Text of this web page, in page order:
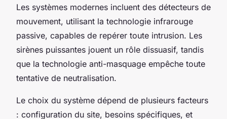
Les systèmes modernes incluent des détecteurs de
mouvement, utilisant la technologie infrarouge
passive, capables de repérer toute intrusion. Les
sirènes puissantes jouent un rôle dissuasif, tandis
que la technologie anti-masquage empêche toute
tentative de neutralisation.
Le choix du système dépend de plusieurs facteurs
: configuration du site, besoins spécifiques, et